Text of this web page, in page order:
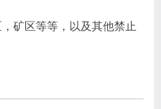
矿区等等，以及其他禁止